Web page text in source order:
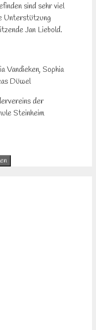
sind sehr viel
Unterstützung
Jan Liebold.
Vandieken, Sophia
Düwel
der
Steinheim